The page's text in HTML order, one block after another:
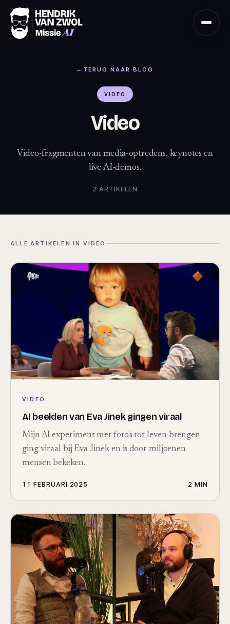
Ga naar hoofdinhoud
← TERUG NAAR BLOG
VIDEO
Video
Video-fragmenten van media-optredens, keynotes en
live AI-demos.
2 ARTIKELEN
ALLE ARTIKELEN IN VIDEO
VIDEO
AI beelden van Eva Jinek gingen viraal
Mijn AI experiment met foto's tot leven brengen
ging viraal bij Eva Jinek en is door miljoenen
mensen bekeken.
11 FEBRUARI 2025 2 MIN